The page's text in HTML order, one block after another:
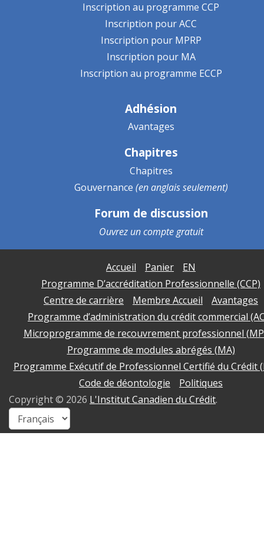
Inscription au programme CCP
Inscription pour ACC
Inscription pour MPRP
Inscription pour MA
Inscription au programme ECCP
Adhésion
Avantages
Chapitres
Chapitres
Gouvernance (en anglais seulement)
Forum de discussion
Ouvrez uncompte gratuit
Accueil Panier
EN
Programme D’accréditation Professionnelle (CCP)
Centre de carrière
Membre Accueil
Avantages
Programme d’administration du crédit commercial
Microprogramme de recouvrement professionnel
Programme de modules abrégés (MA)
Programme Exécutif de Professionnel Certifié du Crédit
Code de déontologie
Politiques
Copyright © 2026 L'Institut Canadien du Crédit.